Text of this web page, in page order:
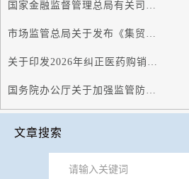
国家金融监督管理总局有关司局负责人就《国家金融监督管理总局关于严重失信...
市场监管总局关于发布《集贸市场诚信计量评价规范》的公告
关于印发2026年纠正医药购销领域和医疗服务中不正之风工作要点的通知
国务院办公厅关于加强监管防范风险促进私募投资基金高质量发展的指导意见
文章搜索